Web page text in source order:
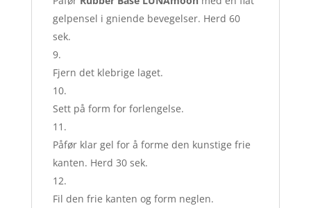
gelpensel i gniende bevegelser. Herd 60
sek.
Fjern det klebrige laget.
Sett på form for forlengelse.
Påfør klar gel for å forme den kunstige frie
kanten. Herd 30 sek.
Fil den frie kanten og form neglen.